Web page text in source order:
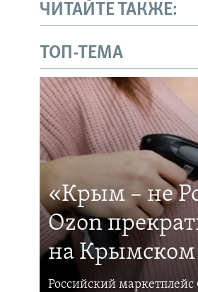
ЧИТАЙТЕ ТАКЖЕ:
ТОП-ТЕМА
«Крым – не
Ozon
на Крымском
Российский маркетплейс